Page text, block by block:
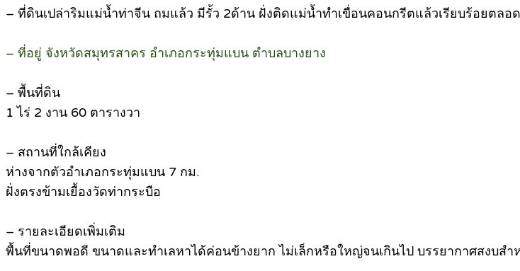
– ที่ดินเปล่าริมแม่น้ำท่าจีน ถมแล้ว มีรั้ว 2ด้าน ฝั่งติดแม่น้ำทำเขื่อนคอนกรีตแล้วเรียบร้อยตล
– ที่อยู่ จังหวัดสมุทรสาคร อำเภอกระทุ่มแบน ตำบลบางยาง
– พื้นที่ดิน
1 ไร่ 2 งาน 60 ตารางวา
– สถานที่ใกล้เคียง
ห่างจากตัวอำเภอกระทุ่มแบน 7 กม.
ฝั่งตรงข้ามเยื้องวัดท่ากระบือ
– รายละเอียดเพิ่มเติม
พื้นที่ขนาดพอดี ขนาดและทำเลหาได้ค่อนข้างยาก ไม่เล็กหรือใหญ่จนเกินไป บรรยากาศสงบส